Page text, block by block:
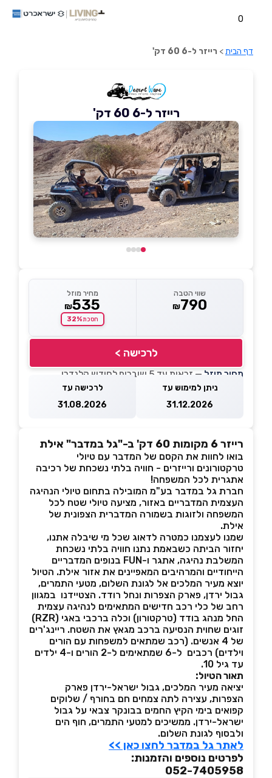
0
דף הבית> רייזר ל-6 60 דק'
רייזר ל-6 60 דק'
שווי הטבה
₪790
מחיר מוזל
₪535
חסכת32%
לרכישה >
מחיר מוזל — זכאות עד 5 שוברים לחודש קלנדרי
ניתן למימוש עד
31.12.2026
לרכישה עד
31.08.2026
רייזר 6 מקומות 60 דק' ב-"גל במדבר" אילת
בואו לחוות את הקסם של המדבר עם טיולי
טרקטורונים ורייזרים - חוויה בלתי נשכחת של רכיבה
אתגרית לכל המשפחה!
חברת גל במדבר בע"מ המובילה בתחום טיולי הנהיגה
העצמית המדבריים באזור, מציעה טיולי שטח לכל
המשפחה ולזוגות בשמורה המדברית הצפונית של
אילת.
שמנו לעצמנו כמטרה לדאוג שכל מי שיבלה אתנו,
יחזור הביתה כשבאמת נתנו חוויה בלתי נשכחת
המשלבת נהיגה, אתגר ו-FUN בנופים המדבריים
הייחודיים והמרהיבים המאפיינים את אזור אילת. הטיול
יוצא מעיר המלכים אל לגונת השלום, מטעי התמרים,
גבול ירדן, פארק הצפרות ונחל רודד. הצטיידנו במגוון
רחב של כלי רכב חדישים המתאימים לנהיגה עצמית
החל מנהג בודד (טרקטורון) וכלה ברכבי באגי (RZR)
זוגים שחוית הנסיעה ברכב מגאץ את השטח. ריינג'רים
של 4 אנשים. (רכב שמתאים למשפחות עם הורים
וילדים) רכבים ל-6 שמתאימים ל-2 הורים ו-4 ילדים
עד גיל 10.
תאור הטיול:
יציאה מעיר המלכים, גבול ישראל-ירדן פארק
הצפרות, עצירה לתה צמחים חם בחורף / שלוקים
קפואים בימי הקיץ החמים בבונקר צבאי על גבול
ישראל-ירדן. ממשיכים למטעי התמרים, חוף הים
ולבסוף לגונת השלום.
לאתר גל במדבר לחצו כאן >>
לפרטים נוספים והזמנות:
052-7405958